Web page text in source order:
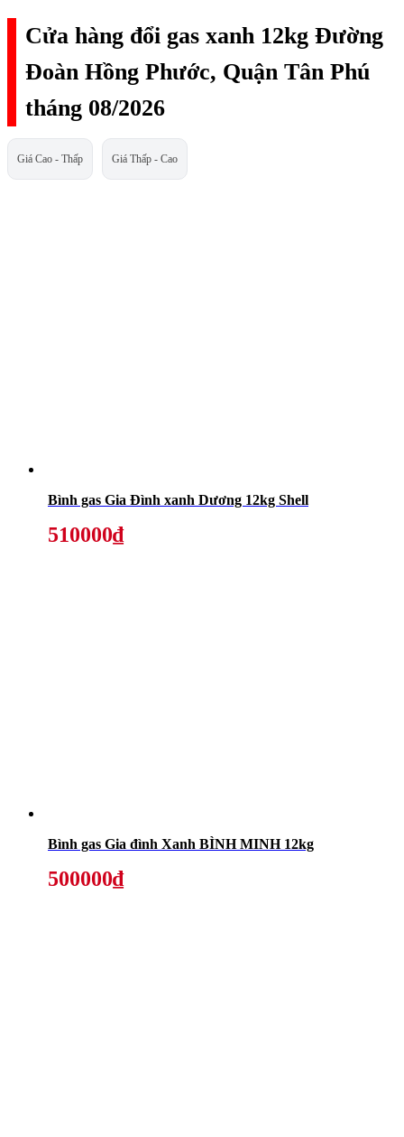
Cửa hàng đổi gas xanh 12kg Đường
Đoàn Hồng Phước, Quận Tân Phú
tháng 08/2026
Giá Cao - Thấp Giá Thấp - Cao
Bình gas Gia Đình xanh Dương 12kg Shell
510000₫
Bình gas Gia đình Xanh BÌNH MINH 12kg
500000₫